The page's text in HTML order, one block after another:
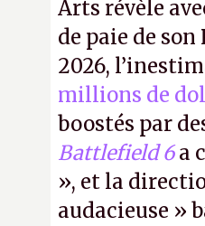
Arts révèle
de paie de
2026,
millions de
boostés par
Battlefield 6a
», et la
audacieuse »